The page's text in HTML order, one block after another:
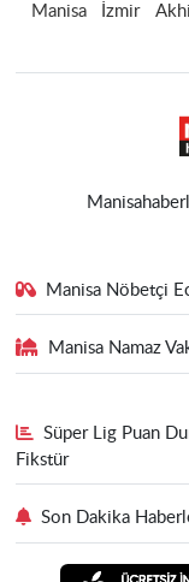
Manisa İzmir
Manisa Nöbetçi
Manisa Namaz
Süper Lig Puan
Fikstür
Son Dakika